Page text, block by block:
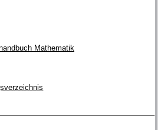
Mathematik